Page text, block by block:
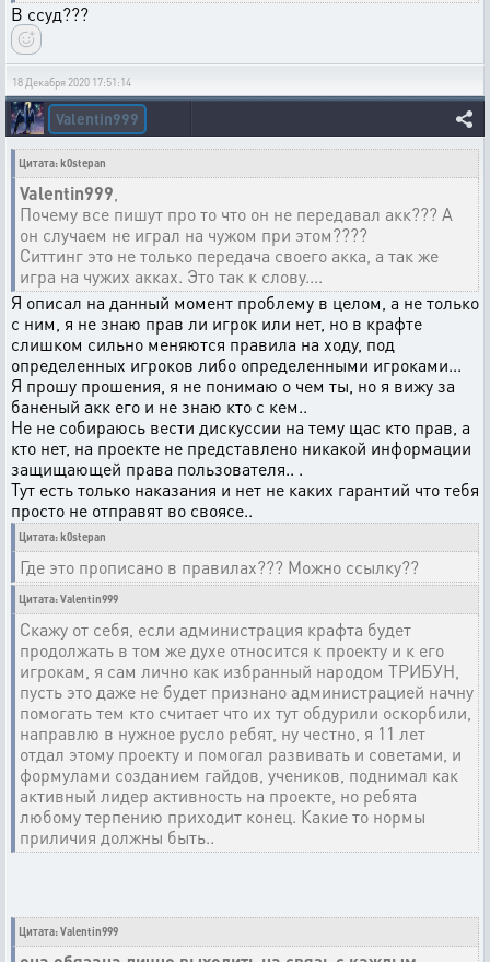
В ссуд???
18 Декабря 2020 17:51:14
Valentin999
Цитата: k0stepan
Valentin999
Почему все пишут про то что он не передавал акк??? А
он случаем не играл на чужом при этом????
Ситтинг это не только передача своего акка, а так же
игра на чужих акках. Это так к слову....
Я описал на данный момент проблему в целом, а не только
с ним, я не знаю прав ли игрок или нет, но в крафте
слишком сильно меняются правила на ходу, под
определенных игроков либо определенными игроками...
Я прошу прошения, я не понимаю о чем ты, но я вижу за
баненый акк его и не знаю кто с кем..
Не не собираюсь вести дискуссии на тему щас кто прав, а
кто нет, на проекте не представлено никакой информации
защищающей права пользователя.. .
Тут есть только наказания и нет не каких гарантий что тебя
просто не отправят во своясе..
Цитата: k0stepan
Где это прописано в правилах??? Можно ссылку??
Цитата: Valentin999
Скажу от себя, если администрация крафта будет
продолжать в том же духе относится к проекту и к его
игрокам, я сам лично как избранный народом ТРИБУН,
пусть это даже не будет признано администрацией начну
помогать тем кто считает что их тут обдурили оскорбили,
направлю в нужное русло ребят, ну честно, я 11 лет
отдал этому проекту и помогал развивать и советами, и
формулами созданием гайдов, учеников, поднимал как
активный лидер активность на проекте, но ребята
любому терпению приходит конец. Какие то нормы
приличия должны быть..
Цитата: Valentin999